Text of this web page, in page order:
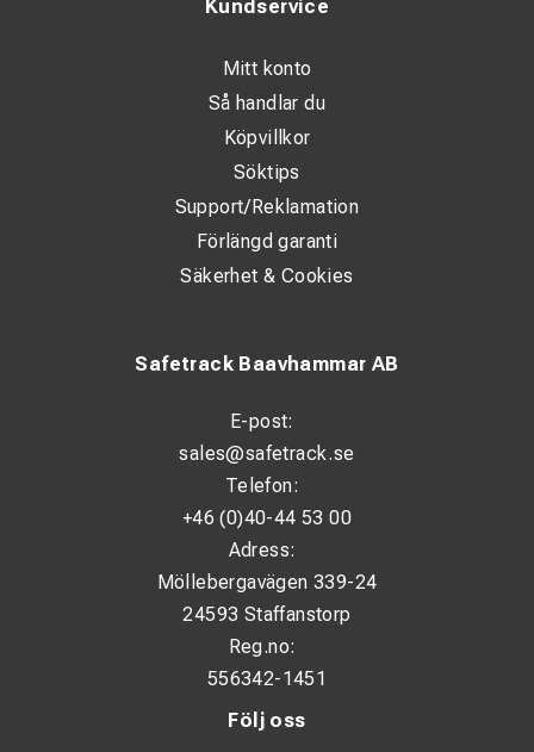
Följ oss
Safetrack Baavhammar AB
E-post:
sales@safetrack.se
Telefon:
+46 (0)40-44 53 00
Adress:
Möllebergavägen 339-24
24593 Staffanstorp
Reg.no:
556342-1451
Kundservice
Mitt konto
Så handlar du
Köpvillkor
Söktips
Support/Reklamation
Förlängd garanti
Säkerhet & Cookies